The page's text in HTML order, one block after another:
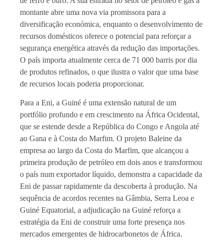
montante abre uma nova via promissora para a
diversificação económica, enquanto o desenvolvimento de
recursos domésticos oferece o potencial para reforçar a
segurança energética através da redução das importações.
O país importa atualmente cerca de 71 000 barris por dia
de produtos refinados, o que ilustra o valor que uma base
de recursos locais poderia proporcionar.
Para a Eni, a Guiné é uma extensão natural de um
portfólio profundo e em crescimento na África Ocidental,
que se estende desde a República do Congo e Angola até
ao Gana e à Costa do Marfim. O projeto Baleine da
empresa ao largo da Costa do Marfim, que alcançou a
primeira produção de petróleo em dois anos e transformou
o país num exportador líquido, demonstra a capacidade da
Eni de passar rapidamente da descoberta à produção. Na
sequência de acordos recentes na Gâmbia, Serra Leoa e
Guiné Equatorial, a adjudicação na Guiné reforça a
estratégia da Eni de construir uma forte presença nos
mercados emergentes de hidrocarbonetos de África.